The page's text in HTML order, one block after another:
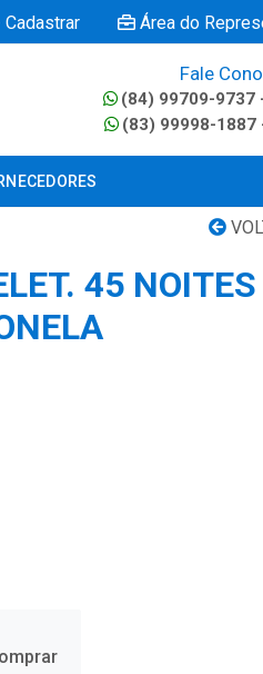
Área do
Fale
(84) 99709-9737
(83) 99998-1887
45 NOITES